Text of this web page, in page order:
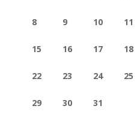
8 9 10 11
15 16 17 18
22 23 24 25
29 30 31